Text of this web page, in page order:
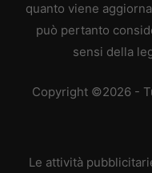
quanto viene
può pertanto
sensi della
Copyright ©2026 -
Le attività